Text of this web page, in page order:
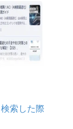
索した際